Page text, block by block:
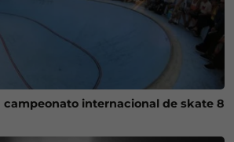
campeonato internacional de skate 8